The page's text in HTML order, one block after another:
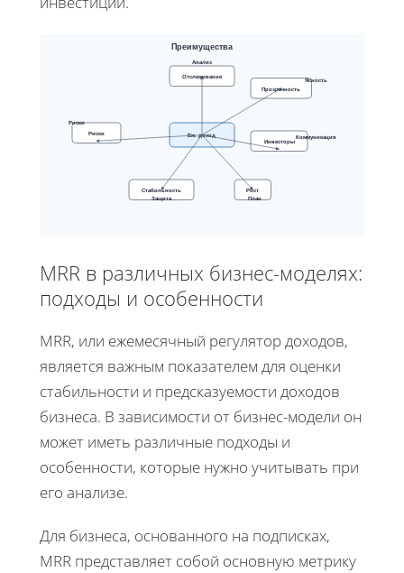
Преимущества
Отслеживание
Прозрачность
Инвесторы
Рост
Стабильность
Риски Еж. доход
Анализ
Ясность
Коммуникация
План
Защита
Риски
MRR в различных бизнес-моделях:
подходы и особенности
MRR, или ежемесячный регулятор доходов,
является важным показателем для оценки
стабильности и предсказуемости доходов
бизнеса. В зависимости от бизнес-модели он
может иметь различные подходы и
особенности, которые нужно учитывать при
его анализе.
Для бизнеса, основанного на подписках,
MRR представляет собой основную метрику